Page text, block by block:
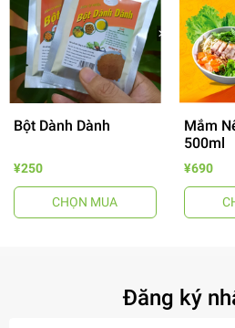
- 64%
Bột Dành Dành
¥250
CHỌN MUA
Mắm
500ml
¥690
Đăng ký